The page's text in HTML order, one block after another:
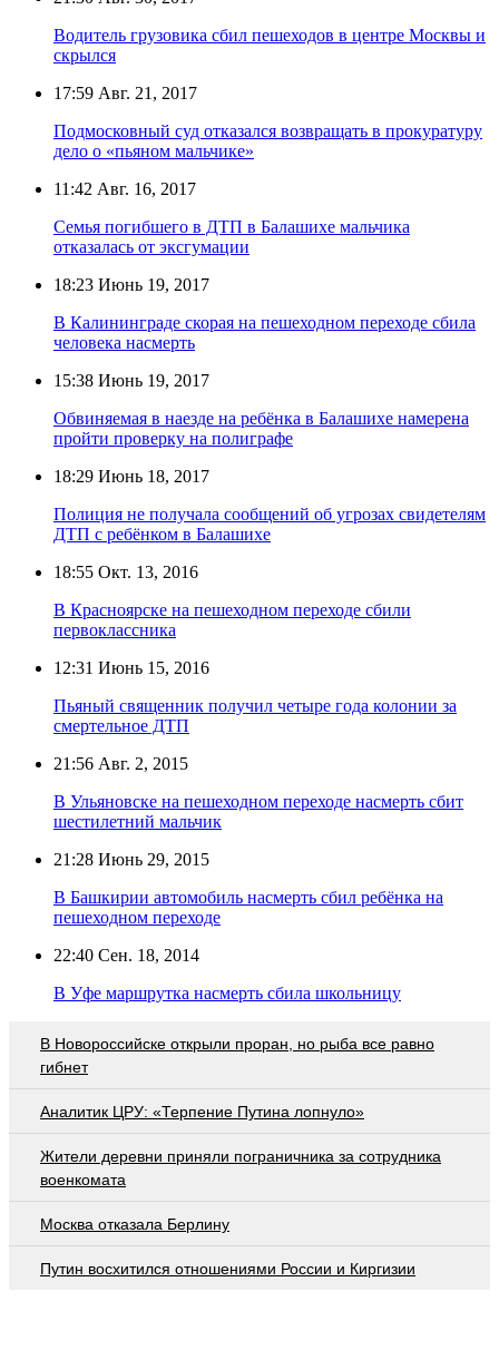
Водитель грузовика сбил пешеходов в центре Москвы и
скрылся
17:59 Авг. 21, 2017
Подмосковный суд отказался возвращать в прокуратуру
дело о «пьяном мальчике»
11:42 Авг. 16, 2017
Семья погибшего в ДТП в Балашихе мальчика
отказалась от эксгумации
18:23 Июнь 19, 2017
В Калининграде скорая на пешеходном переходе сбила
человека насмерть
15:38 Июнь 19, 2017
Обвиняемая в наезде на ребёнка в Балашихе намерена
пройти проверку на полиграфе
18:29 Июнь 18, 2017
Полиция не получала сообщений об угрозах свидетелям
ДТП с ребёнком в Балашихе
18:55 Окт. 13, 2016
В Красноярске на пешеходном переходе сбили
первоклассника
12:31 Июнь 15, 2016
Пьяный священник получил четыре года колонии за
смертельное ДТП
21:56 Авг. 2, 2015
В Ульяновске на пешеходном переходе насмерть сбит
шестилетний мальчик
21:28 Июнь 29, 2015
В Башкирии автомобиль насмерть сбил ребёнка на
пешеходном переходе
22:40 Сен. 18, 2014
В Уфе маршрутка насмерть сбила школьницу
В Новороссийске открыли проран, но рыба все равно
гибнет
Аналитик ЦРУ: «Терпение Путина лопнуло»
Жители деревни приняли пограничника за сотрудника
военкомата
Москва отказала Берлину
Путин восхитился отношениями России и Киргизии